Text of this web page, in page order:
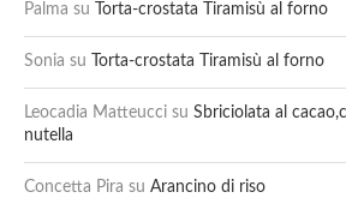
Palma su Torta-crostata Tiramisù al forno
Sonia su Torta-crostata Tiramisù al forno
Leocadia Matteucci su Sbriciolata al
nutella
Concetta Pira su Arancino di riso